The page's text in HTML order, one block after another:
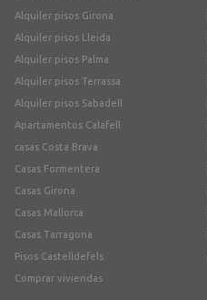
Alquiler pisos Girona
Alquiler pisos Lleida
Alquiler pisos Palma
Alquiler pisos Terrassa
Alquiler pisos Sabadell
Apartamentos Calafell
casas Costa Brava
Casas Formentera
Casas Girona
Casas Mallorca
Casas Tarragona
Pisos Castelldefels
Comprar viviendas